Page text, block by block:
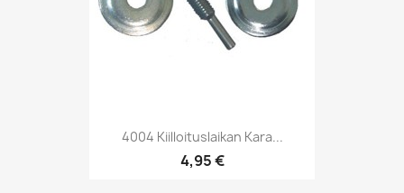
4004 Kiilloituslaikan Kara...
4,95 €